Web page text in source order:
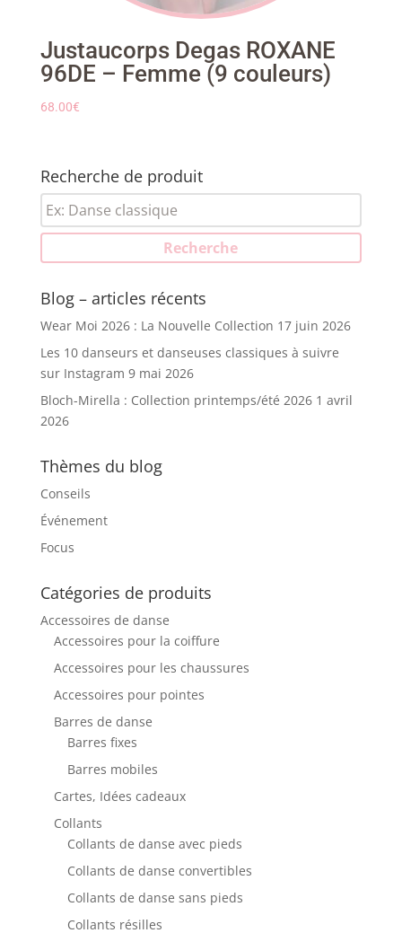
Justaucorps Degas ROXANE
96DE – Femme (9 couleurs)
68.00€
Recherche de produit
Recherche
pour :
Recherche
Blog – articles récents
Wear Moi 2026 : La Nouvelle Collection 17 juin 2026
Les 10 danseurs et danseuses classiques à suivre
sur Instagram 9 mai 2026
Bloch-Mirella : Collection printemps/été 2026 1 avril
2026
Thèmes du blog
Conseils
Événement
Focus
Catégories de produits
Accessoires de danse
Accessoires pour la coiffure
Accessoires pour les chaussures
Accessoires pour pointes
Barres de danse
Barres fixes
Barres mobiles
Cartes, Idées cadeaux
Collants
Collants de danse avec pieds
Collants de danse convertibles
Collants de danse sans pieds
Collants résilles